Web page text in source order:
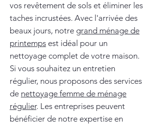
vos revêtement de sols et éliminer les
taches incrustées. Avec l'arrivée des
beaux jours, notre grand ménage de
printemps est idéal pour un
nettoyage complet de votre maison.
Si vous souhaitez un entretien
régulier, nous proposons des services
de nettoyage femme de ménage
régulier. Les entreprises peuvent
bénéficier de notre expertise en